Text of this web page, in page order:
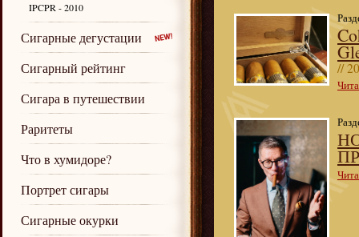
IPCPR - 2010
Сигарные дегустации
Сигарный рейтинг
Сигара в путешествии
Раритеты
Что в хумидоре?
Портрет сигары
Сигарные окурки
//